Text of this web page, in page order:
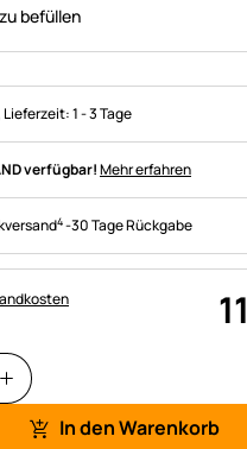
befüllen
Lieferzeit:1 - 3 Tage
verfügbar!Mehr erfahren
4-30 Tage Rückgabe
11
In den Warenkorb